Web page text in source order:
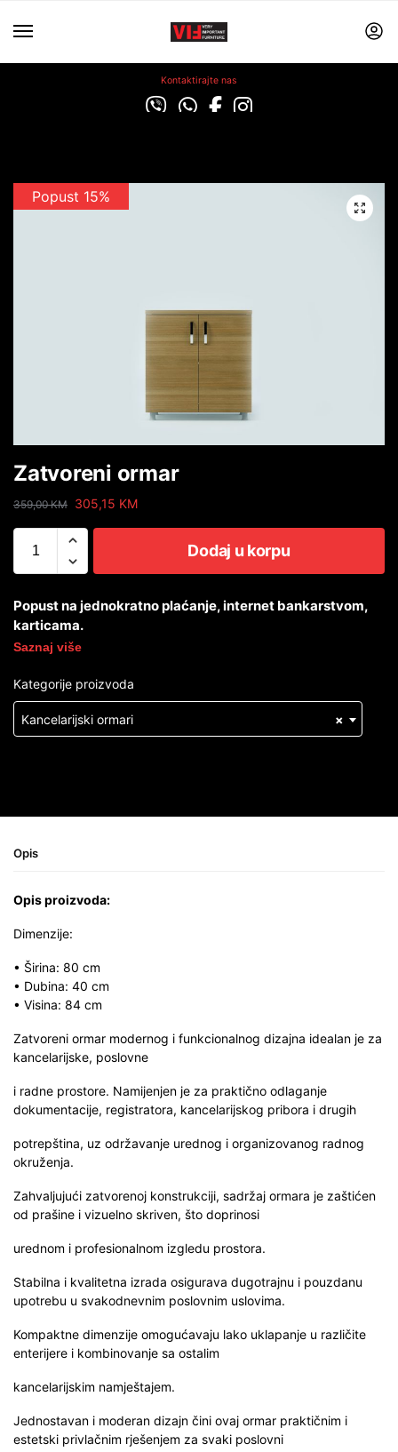
Kontaktirajte nas
Popust 15%
Zatvoreni ormar
359,00KM 305,15 KM
Dodaj u korpu
Popust na jednokratno plaćanje, internet bankarstvom,
karticama.
Saznaj više
Kategorije proizvoda
×
Kancelarijski ormari
Opis
Opis proizvoda:
Dimenzije:
• Širina: 80 cm
• Dubina: 40 cm
• Visina: 84 cm
Zatvoreni ormar modernog i funkcionalnog dizajna idealan je za
kancelarijske, poslovne
i radne prostore. Namijenjen je za praktično odlaganje
dokumentacije, registratora, kancelarijskog pribora i drugih
potrepština, uz održavanje urednog i organizovanog radnog
okruženja.
Zahvaljujući zatvorenoj konstrukciji, sadržaj ormara je zaštićen
od prašine i vizuelno skriven, što doprinosi
urednom i profesionalnom izgledu prostora.
Stabilna i kvalitetna izrada osigurava dugotrajnu i pouzdanu
upotrebu u svakodnevnim poslovnim uslovima.
Kompaktne dimenzije omogućavaju lako uklapanje u različite
enterijere i kombinovanje sa ostalim
kancelarijskim namještajem.
Jednostavan i moderan dizajn čini ovaj ormar praktičnim i
estetski privlačnim rješenjem za svaki poslovni